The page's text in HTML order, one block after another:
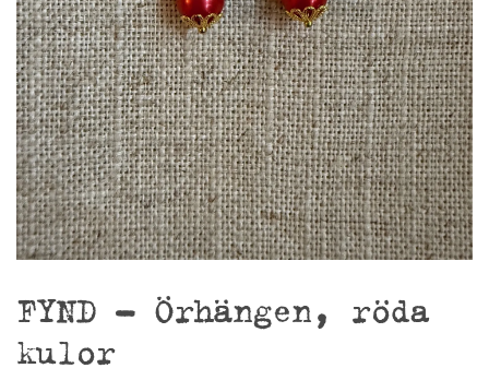
FYND – Örhängen, röda
kulor